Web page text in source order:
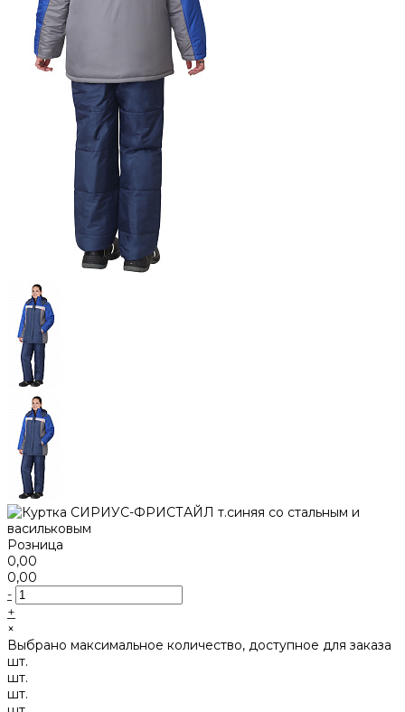
Розница
0,00
0,00
-
+
×
Выбрано максимальное количество, доступное для заказа
шт.
шт.
шт.